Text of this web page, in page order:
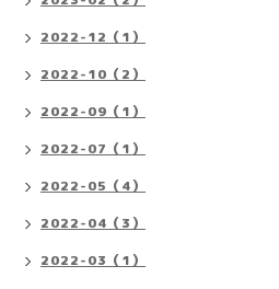
2022-12（1）
2022-10（2）
2022-09（1）
2022-07（1）
2022-05（4）
2022-04（3）
2022-03（1）